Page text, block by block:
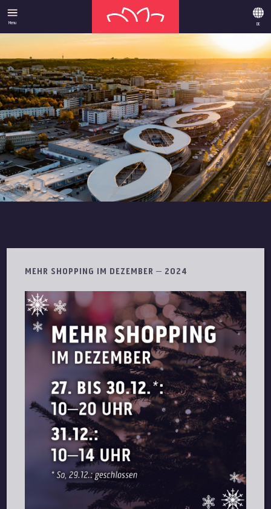
Menu DE
MEHR SHOPPING IM DEZEMBER – 2024